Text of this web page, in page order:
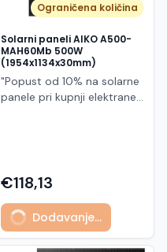
Ograničena količina
Solarni paneli AIKO A500-
MAH60Mb 500W
(1954x1134x30mm)
"Popust od 10% na solarne
panele pri kupnji elektrane
500 W iz Neostar 2S serije,
baziran na naprednoj N-
type ABC (All Back Contact)
tehnologiji. Ovaj panel je
namijenjen za moderne
€118,13
Dodavanje...